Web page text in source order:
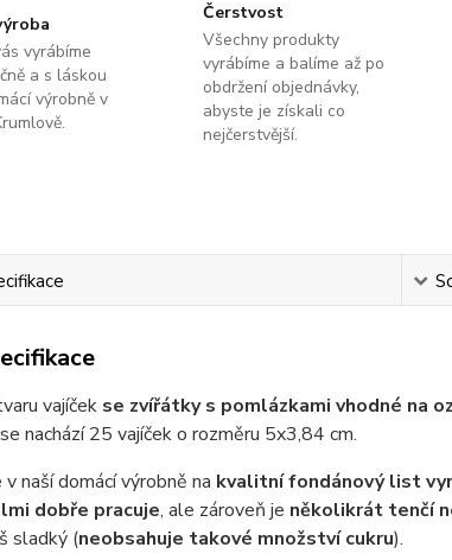
vyrábíme
a s láskou
výrobně v
Čerstvost
Všechny produkty
vyrábíme a balíme až po
obdržení objednávky,
abyste je získali co
nejčerstvější.
vajíček se zvířátky s pomlázkami vhodné na
nachází 25 vajíček o rozměru 5x3,84 cm.
naší domácí výrobně na kvalitní fondánový list
dobře pracuje, ale zároveň je několikrát tenčí
sladký (neobsahuje takové množství cukru).